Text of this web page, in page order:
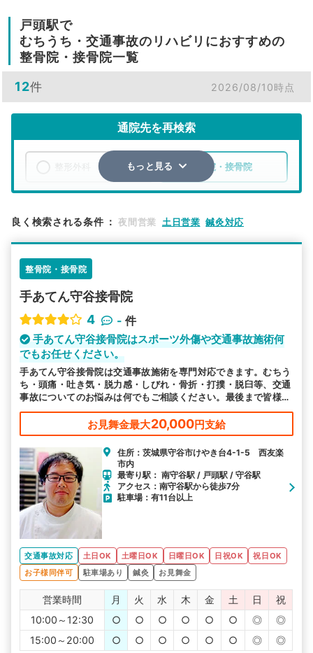
戸頭駅で
むちうち・交通事故のリハビリにおすすめの
整骨院・接骨院一覧
12件 2026/08/10時点
通院先を再検索
整骨院・接骨院
検索する
駅から探す 院名から探す
もっと見る
良く検索される条件 ： 夜間営業 土日営業 鍼灸対応
整骨院・接骨院
手あてん守谷接骨院
4
- 件
手あてん守谷接骨院はスポーツ外傷や交通事故施術何
でもお任せください。
手あてん守谷接骨院は交通事故施術を専門対応できます。むちう
ち・頭痛・吐き気・脱力感・しびれ・骨折・打撲・脱臼等、交通
事故についてのお悩みは何でもご相談ください。最後まで皆様に
寄り添った施術をいたします。
お見舞金最大20,000円支給
住所：茨城県守谷市けやき台4-1-5 西友楽
市内
最寄り駅： 南守谷駅 / 戸頭駅 / 守谷駅
アクセス：南守谷駅から徒歩7分
駐車場：有11台以上
交通事故対応 土日OK 土曜日OK 日曜日OK 日祝OK
祝日OK
お子様同伴可
駐車場あり 鍼灸 お見舞金
営業時間 月 火 水 木 金 土 日
祝
10:00～12:30
○ ○ ○ ○ ○ ○ ◎
◎
15:00～20:00
○ ○ ○ ○ ○ ○ ◎ ◎